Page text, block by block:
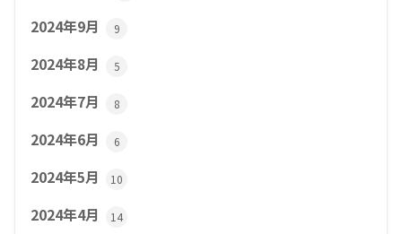
2024年9月 9
2024年8月 5
2024年7月 8
2024年6月 6
2024年5月 10
2024年4月 14